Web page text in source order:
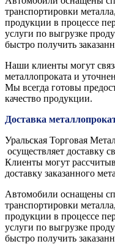
транспортировки
продукции в процессе
услуги по выгрузке
быстро получить
Наши клиенты могут
металлопроката и
Мы всегда готовы
качество продукции.
Доставка
Уральская Торговая
осуществляет доставку
Клиенты могут
доставку заказанного
Автомобили оснащены
транспортировки
продукции в процессе
услуги по выгрузке
быстро получить